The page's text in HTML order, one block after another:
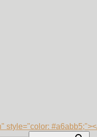
style="color: